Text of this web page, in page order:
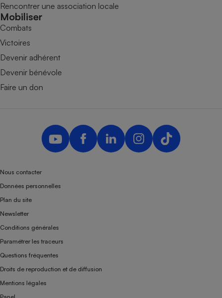
Rencontrer une association locale
Mobiliser
Combats
Victoires
Devenir adhérent
Devenir bénévole
Faire un don
Nous contacter
Données personnelles
Plan du site
Newsletter
Conditions générales
Paramétrer les traceurs
Questions fréquentes
Droits de reproduction et de diffusion
Mentions légales